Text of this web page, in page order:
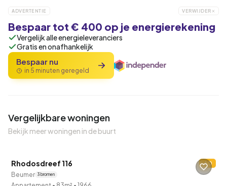
ADVERTENTIE VERWIJDER
Bespaar tot € 400 op je energierekening
Vergelijk alle energieleveranciers
Gratis en onafhankelijk
Bespaar nu
in 5 minuten geregeld
Vergelijkbare woningen
Bekijk meer woningen in de buurt
QUICKLANE™
Rhodosdreef 116 D
Beumer 3 bronnen